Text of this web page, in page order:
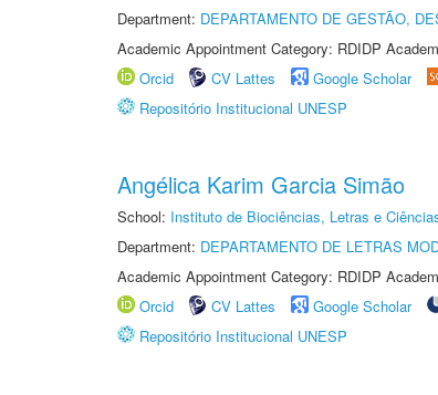
Department: DEPARTAMENTO DE GESTÃO,
Academic Appointment Category: RDIDP
Orcid
CV Lattes Google Scholar
Repositório Institucional UNESP
Angélica Karim Garcia Simão
School: Instituto de Biociências, Letras e
Department: DEPARTAMENTO DE LETRAS
Academic Appointment Category: RDIDP
Orcid
CV Lattes Google Scholar
Repositório Institucional UNESP